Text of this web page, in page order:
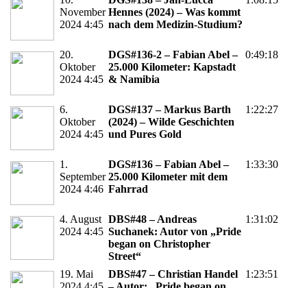
November
2024 4:45
Hennes (2024) – Was kommt
nach dem Medizin-Studium?
20.
Oktober
2024 4:45
DGS#136-2 – Fabian Abel –
25.000 Kilometer: Kapstadt
& Namibia
0:49:18
6.
Oktober
2024 4:45
DGS#137 – Markus Barth
(2024) – Wilde Geschichten
und Pures Gold
1:22:27
1.
September
2024 4:46
DGS#136 – Fabian Abel –
25.000 Kilometer mit dem
Fahrrad
1:33:30
4. August
2024 4:45
DBS#48 – Andreas
Suchanek: Autor von „Pride
began on Christopher
Street“
1:31:02
19. Mai
DBS#47 – Christian Handel
1:23:51